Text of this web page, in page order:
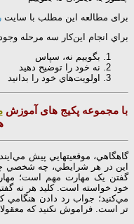
برای مطالعه این مطلب با سایت
براي انجام اين‌کار سه مرحله
بگوييم نه، سپاس
نه خود را توضيح دهيد
اولويت‌هاي خود را بدانيد
با مجموعه پکیج های آموزش
گاهگاهي، موقعيتهايي پيش
اين در هر شرايطي، چه شخصي
گفتن يک مهارت مهم است؛
خود خواسته است. کليد هر نه
مي‌کنيد؛ جواب رد دادن هنگامي
تر است. فراموش نکنيد که